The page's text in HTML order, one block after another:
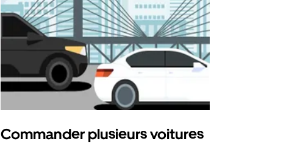
Commander plusieurs voitures